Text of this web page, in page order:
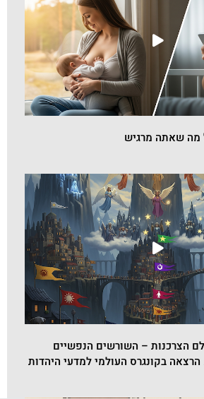
מה שאתה מרגיש
הצרכנות – השורשים הנפשיים
הרצאה בקונגרס העולמי למדעי היהדות